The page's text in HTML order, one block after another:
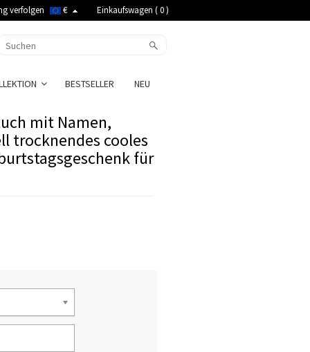
verfolgen € Einkaufswagen (0)
BESTSELLER NEU
mit Namen,
trocknendes cooles
für